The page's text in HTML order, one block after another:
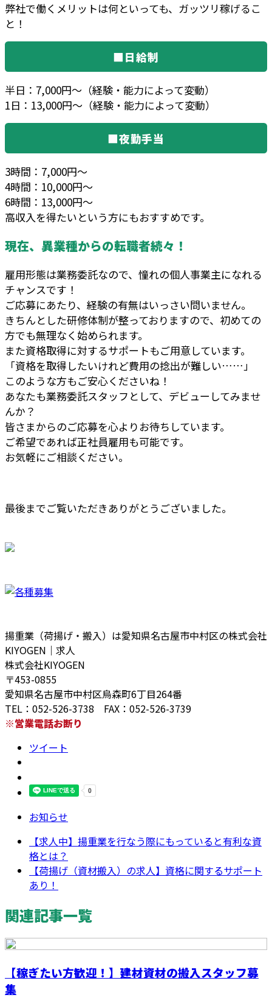
弊社で働くメリットは何といっても、ガッツリ稼げるこ
と！
■日給制
半日：7,000円～（経験・能力によって変動）
1日：13,000円～（経験・能力によって変動）
■夜勤手当
3時間：7,000円～
4時間：10,000円～
6時間：13,000円～
高収入を得たいという方にもおすすめです。
現在、異業種からの転職者続々！
雇用形態は業務委託なので、憧れの個人事業主になれる
チャンスです！
ご応募にあたり、経験の有無はいっさい問いません。
きちんとした研修体制が整っておりますので、初めての
方でも無理なく始められます。
また資格取得に対するサポートもご用意しています。
「資格を取得したいけれど費用の捻出が難しい……」
このような方もご安心くださいね！
あなたも業務委託スタッフとして、デビューしてみませ
んか？
皆さまからのご応募を心よりお待ちしています。
ご希望であれば正社員雇用も可能です。
お気軽にご相談ください。
最後までご覧いただきありがとうございました。
揚重業（荷揚げ・搬入）は愛知県名古屋市中村区の株式会社
KIYOGEN｜求人
株式会社KIYOGEN
〒453-0855
愛知県名古屋市中村区烏森町6丁目264番
TEL：052-526-3738 FAX：052-526-3739
※営業電話お断り
ツイート
お知らせ
【求人中】揚重業を行なう際にもっていると有利な資
格とは？
【荷揚げ（資材搬入）の求人】資格に関するサポート
あり！
関連記事一覧
【稼ぎたい方歓迎！】建材資材の搬入スタッフ募
集